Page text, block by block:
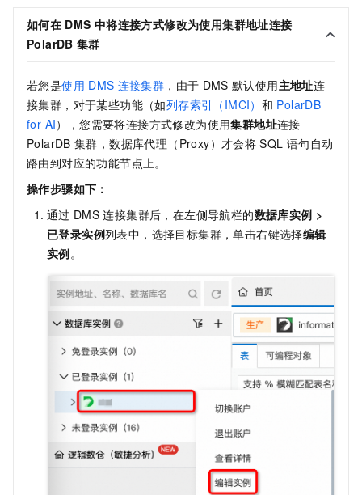
如何在 DMS 中将连接方式修改为使用集群地址连接
PolarDB 集群
若您是使用 DMS 连接集群 ，由于 DMS 默认使用主地址连
接集群，对于某些功能（如列存索引（IMCI） 和 PolarDB
for AI），您需要将连接方式修改为使用集群地址连接
PolarDB 集群，数据库代理（Proxy）才会将 SQL 语句自动
路由到对应的功能节点上。
操作步骤如下：
通过 DMS 连接集群后，在左侧导航栏的数据库实例 >
已登录实例列表中，选择目标集群，单击右键选择编辑
实例。